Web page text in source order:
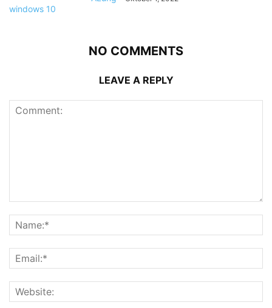
NO COMMENTS
LEAVE A REPLY